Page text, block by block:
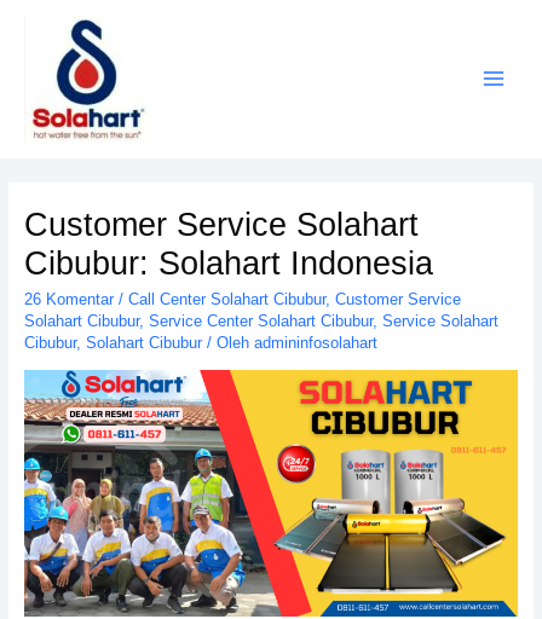
Customer Service Solahart
Cibubur: Solahart Indonesia
26 Komentar / Call Center Solahart Cibubur, Customer Service
Solahart Cibubur, Service Center Solahart Cibubur, Service Solahart
Cibubur, Solahart Cibubur/ Oleh admininfosolahart